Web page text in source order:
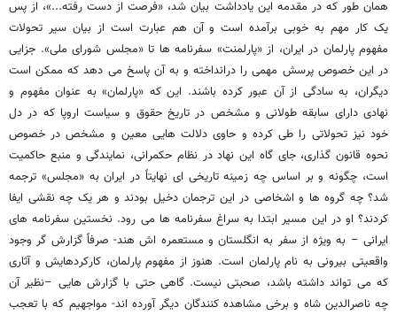
همان طور که در مقدمه این یادداشت بیان شد، «فرصت از دست رفته...»، از پس
یک کار مهم به خوبی برآمده است و آن هم عبارت است از بیان سیر تحولات
مفهوم پارلمان در ایران، از «پارلمنت» سفرنامه ها تا «مجلس شورای ملی». جزایی
در این خصوص پرسش مهمی را درانداخته و به آن پاسخ می دهد که ممکن است
دیگران، به سادگی از آن عبور کرده باشند. این که «پارلمان» به عنوان مفهوم و
نهادی دارای سابقه طولانی و مشخص در تاریخ حقوق و سیاست اروپا که در دل
خود نیز تحولاتی را طی کرده و حاوی دلالت هایی معین و مشخص در خصوص
نحوه قانون گذاری، جای گاه این نهاد در نظام حکمرانی، نمایندگی و منبع حاکمیت
است، چگونه و بر اساس چه زمینه تاریخی ای نهایتاً در ایران به «مجلس» ترجمه
شد؟ چه گروه ها و اشخاصی در این ترجمان دخیل بودند و هر یک چه نقشی ایفا
کردند؟ او در این مسیر ابتدا به سراغ سفرنامه ها می رود. نخستین سفرنامه های
ایرانی – به ویژه از سفر به انگلستان و مستعمره اش هند- صرفاً گزارش گر وجود
واقعیتی بیرونی به نام پارلمان است. هنوز از مفهوم پارلمان، کارکردهایش و آثاری
که می تواند داشته باشد، صحبتی نیست. گاهی حتی با گزارش هایی –نظیر آن
چه ناصرالدین شاه و برخی مشاهده کنندگان دیگر آورده اند- مواجهیم که با تعجب